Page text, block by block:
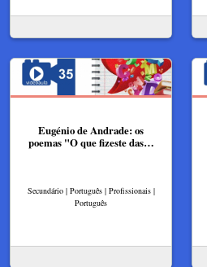
Eugénio de Andrade: os
poemas "O que fizeste das…
Secundário | Português | Profissionais |
Português